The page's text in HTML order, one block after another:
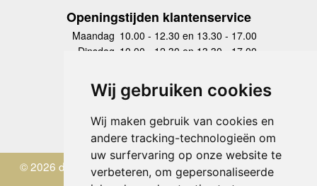
Wij gebruiken cookies
Wij maken gebruik van cookies en
andere tracking-technologieën om
uw surfervaring op onze website te
verbeteren, om gepersonaliseerde
Openingstijden klantenservice
Maandag 10.00 - 12.30 en 13.30 - 17.00
Dinsdag 10.00 - 12.30 en 13.30 - 17.00
Donderdag
10.00 - 12.30 en 13.30 - 17.00
Vrijdag 10.00 - 12.30 en 13.30 - 17.00
Zaterdag
gesloten
Zondag gesloten
© 2026 de Zwerver